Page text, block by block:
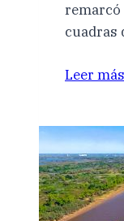
remarcó
cuadras
Leer más